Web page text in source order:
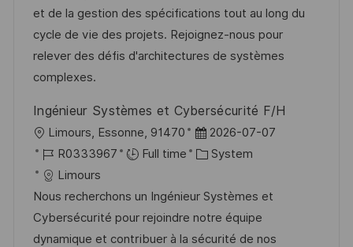
i
o
n
d
D
a
d
g
o
r
et de la gestion des spécifications tout au long du
cycle de vie des projets. Rejoignez-nous pour
relever des défis d'architectures de systèmes
complexes.
Ingénieur Systèmes et Cybersécurité F/H
L
o
c
a
t
i
Limours, Essonne, 91470
P
o
t
e
d
2026-07-07
J
o
b
I
d
R0333967 Full time
C
t
e
g
System
Limours
Nous recherchons un Ingénieur Systèmes et
Cybersécurité pour rejoindre notre équipe
dynamique et contribuer à la sécurité de nos